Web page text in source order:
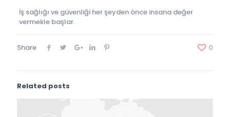
İş sağlığı ve güvenliği her şeyden önce insana değer
vermekle başlar.
Share 0
Related posts